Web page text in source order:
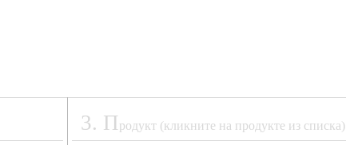
3. Продукт (кликните на продукте из списка)